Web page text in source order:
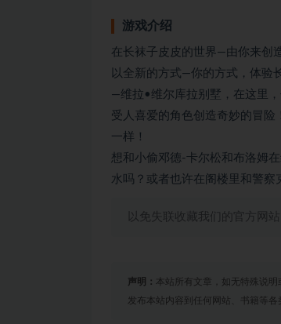
游戏介绍
在长袜子皮皮的世界—由你来创
以全新的方式—你的方式，体验
—维拉•维尔库拉别墅，在这里
受人喜爱的角色创造奇妙的冒
一样！
想和小偷邓德-卡尔松和布洛姆
水吗？或者也许在阁楼里和警
以免失联收藏我们的官方网
声明： 本站所有文章，如无特殊说
发布本站内容到任何网站、书籍等